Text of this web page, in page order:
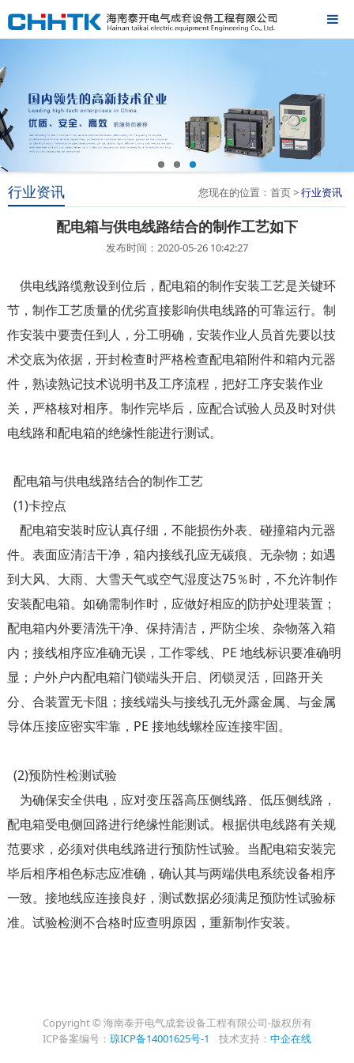
行业资讯 您现在的位置：首页 >行业资讯
配电箱与供电线路结合的制作工艺如下
发布时间：2020-05-26 10:42:27
供电线路缆敷设到位后，配电箱的制作安装工艺是关键环
节，制作工艺质量的优劣直接影响供电线路的可靠运行。制
作安装中要责任到人，分工明确，安装作业人员首先要以技
术交底为依据，开封检查时严格检查配电箱附件和箱内元器
件，熟读熟记技术说明书及工序流程，把好工序安装作业
关，严格核对相序。制作完毕后，应配合试验人员及时对供
电线路和配电箱的绝缘性能进行测试。
配电箱与供电线路结合的制作工艺
(1)卡控点
配电箱安装时应认真仔细，不能损伤外表、碰撞箱内元器
件。表面应清洁干净，箱内接线孔应无碳痕、无杂物；如遇
到大风、大雨、大雪天气或空气湿度达75％时，不允许制作
安装配电箱。如确需制作时，应做好相应的防护处理装置；
配电箱内外要清洗干净、保持清洁，严防尘埃、杂物落入箱
内；接线相序应准确无误，工作零线、PE 地线标识要准确明
显；户外户内配电箱门锁端头开启、闭锁灵活，回路开关
分、合装置无卡阻；接线端头与接线孔无外露金属、与金属
导体压接应密实牢靠，PE 接地线螺栓应连接牢固。
(2)预防性检测试验
为确保安全供电，应对变压器高压侧线路、低压侧线路，
配电箱受电侧回路进行绝缘性能测试。根据供电线路有关规
范要求，必须对供电线路进行预防性试验。当配电箱安装完
毕后相序相色标志应准确，确认其与两端供电系统设备相序
一致。接地线应连接良好，测试数据必须满足预防性试验标
准。试验检测不合格时应查明原因，重新制作安装。
Copyright © 海南泰开电气成套设备工程有限公司-版权所有
ICP备案编号： 琼ICP备14001625号-1 技术支持： 中企在线